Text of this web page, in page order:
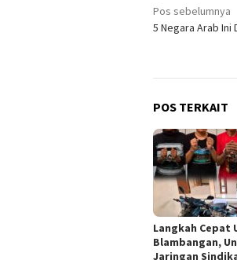
Navigasi
pos
Pos sebelumnya
5 Negara Arab Ini
POS TERKAIT
Langkah Cepat
Blambangan,
Jaringan